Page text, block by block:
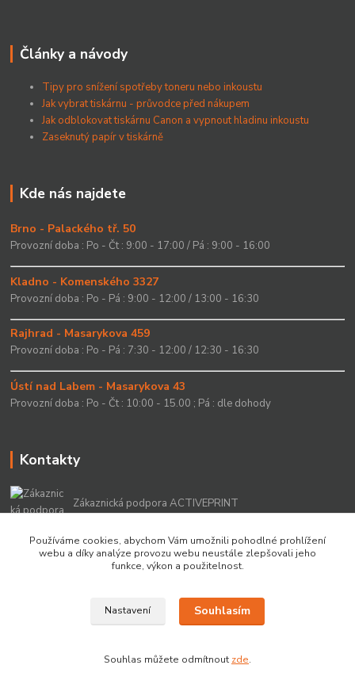
Články a návody
Tipy pro snížení spotřeby toneru nebo inkoustu
Jak vybrat tiskárnu - průvodce před nákupem
Jak odblokovat tiskárnu Canon a vypnout hladinu inkoustu
Zaseknutý papír v tiskárně
Kde nás najdete
Brno - Palackého tř. 50
Provozní doba : Po - Čt : 9:00 - 17:00 / Pá : 9:00 - 16:00
Kladno - Komenského 3327
Provozní doba : Po - Pá : 9:00 - 12:00 / 13:00 - 16:30
Rajhrad - Masarykova 459
Provozní doba : Po - Pá : 7:30 - 12:00 / 12:30 - 16:30
Ústí nad Labem - Masarykova 43
Provozní doba : Po - Čt : 10:00 - 15.00 ; Pá : dle dohody
Kontakty
Zákaznická podpora ACTIVEPRINT
+420 549 213 756
info@activeprint.cz
Copyright 2022 © ActivePrint s.r.o.
Používáme cookies, abychom Vám umožnili pohodlné prohlížení
webu a díky analýze provozu webu neustále zlepšovali jeho
funkce, výkon a použitelnost.
Nastavení Souhlasím
Souhlas můžete odmítnout zde.